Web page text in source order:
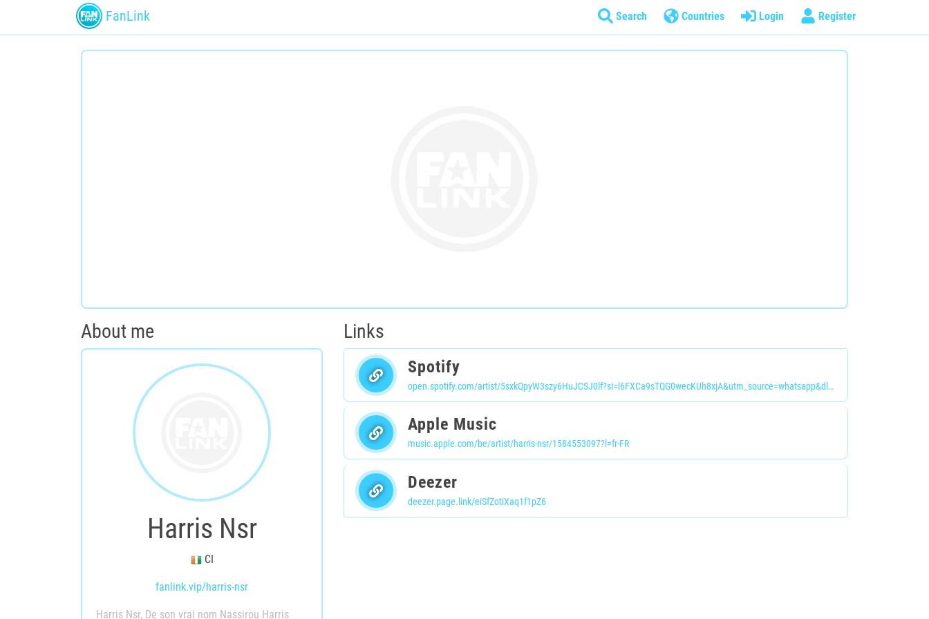
FanLink Search Countries Login Register
About me
Harris Nsr
CI
fanlink.vip/harris-nsr
Harris Nsr, De son vrai nom Nassirou Harris
Links
Spotify
open.spotify.com/artist/5sxkQpyW3szy6HuJCSJ0lf?si=l6FXCa9sTQG0wecKUh8xjA&utm_source=whatsapp&dl_branch=1
Apple Music
music.apple.com/be/artist/harris-nsr/1584553097?l=fr-FR
Deezer
deezer.page.link/eiSfZotiXaq1f1pZ6